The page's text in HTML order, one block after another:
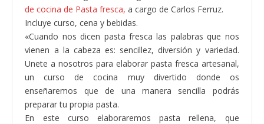
de cocina de Pasta fresca, a cargo de Carlos Ferruz.
Incluye curso, cena y bebidas.
«Cuando nos dicen pasta fresca las palabras que nos
vienen a la cabeza es: sencillez, diversión y variedad.
Unete a nosotros para elaborar pasta fresca artesanal,
un curso de cocina muy divertido donde os
enseñaremos que de una manera sencilla podrás
preparar tu propia pasta.
En este curso elaboraremos pasta rellena, que